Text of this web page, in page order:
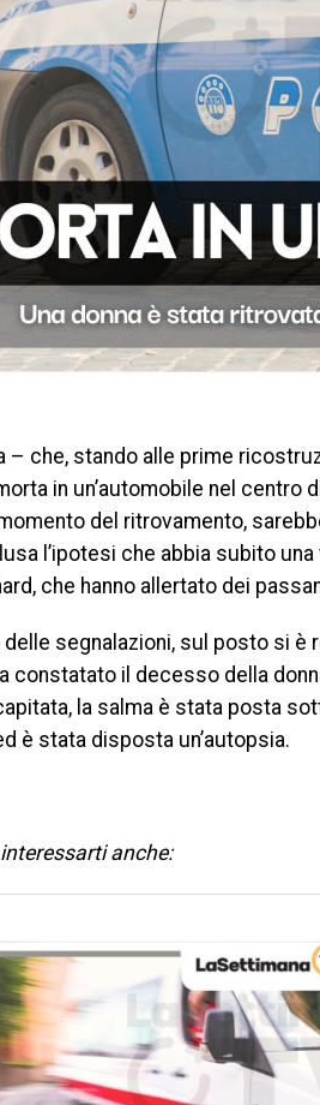
– che, stando alle prime
in un’automobile nel centro
del ritrovamento,
l’ipotesi che abbia subito
che hanno allertato dei
segnalazioni, sul posto si è
constatato il decesso della
la salma è stata posta
è stata disposta un’autopsia.
anche: